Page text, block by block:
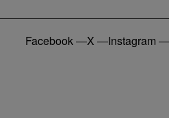
Facebook—X —Instagram —